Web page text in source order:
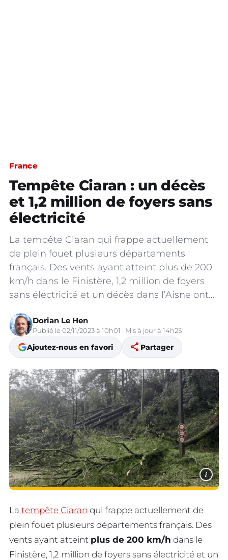
France
Tempête Ciaran : un décès
et 1,2 million de foyers sans
électricité
La tempête Ciaran qui frappe actuellement
de plein fouet plusieurs départements
français. Des vents ayant atteint plus de 200
km/h dans le Finistère, 1,2 million de foyers
sans électricité et un décès dans l’Aisne ont…
Dorian Le Hen
Publié le 02/11/2023 à 10h01 · Mis à jour à 14h25
Ajoutez-nous en favori share Partager
i
La tempête Ciaran qui frappe actuellement de
plein fouet plusieurs départements français. Des
vents ayant atteint plus de 200 km/h dans le
Finistère, 1,2 million de foyers sans électricité et un